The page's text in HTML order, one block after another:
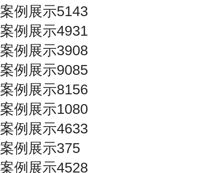
案例展示5143
案例展示4931
案例展示3908
案例展示9085
案例展示8156
案例展示1080
案例展示4633
案例展示375
案例展示4528